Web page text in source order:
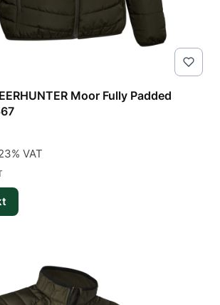
Moor Fully Padded
VAT
VAT